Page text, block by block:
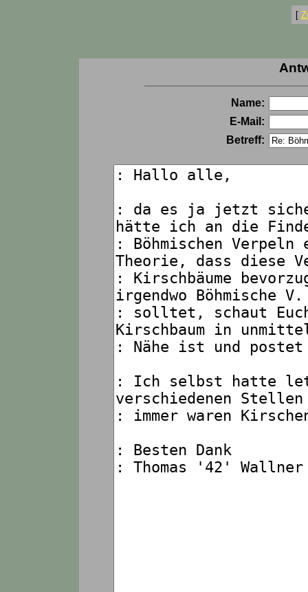
[
Name:
E-Mail:
Betreff: